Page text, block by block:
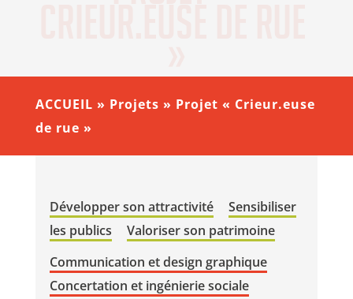
ACCUEIL » Projets » Projet « Crieur.euse
de rue »
Développer son attractivité
Sensibiliser
les publics
Valoriser son patrimoine
Communication et design graphique
Concertation et ingénierie sociale